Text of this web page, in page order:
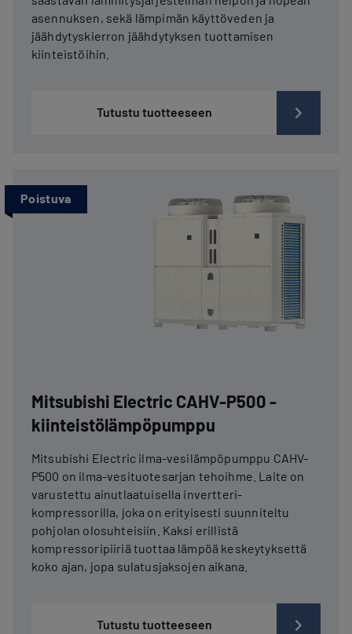
asennuksen, sekä lämpimän käyttöveden ja
jäähdytyskierron jäähdytyksen tuottamisen
kiinteistöihin.
Tutustu tuotteeseen
Poistuva
Mitsubishi Electric CAHV-P500 -
kiinteistölämpöpumppu
Mitsubishi Electric ilma-vesilämpöpumppu CAHV-
P500 on ilma-vesituotesarjan tehoihme. Laite on
varustettu ainutlaatuisella invertteri-
kompressorilla, joka on erityisesti suunniteltu
pohjolan olosuhteisiin. Kaksi erillistä
kompressoripiiriä tuottaa lämpöä keskeytyksettä
koko ajan, jopa sulatusjaksojen aikana.
Tutustu tuotteeseen